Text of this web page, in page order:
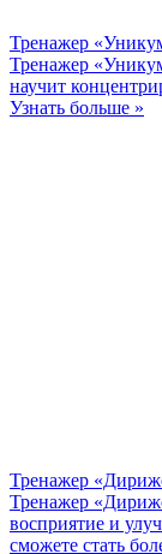
Тренажер
Тренажер
научит
Узнать больше »
Тренажер
Тренажер
восприятие и
сможете стать